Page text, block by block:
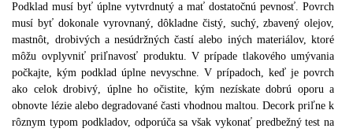
Podklad musí byť úplne vytvrdnutý a mať dostatočnú pevnosť. Povrch
musí byť dokonale vyrovnaný, dôkladne čistý, suchý, zbavený olejov,
mastnôt, drobivých a nesúdržných častí alebo iných materiálov, ktoré
môžu ovplyvniť priľnavosť produktu. V prípade tlakového umývania
počkajte, kým podklad úplne nevyschne. V prípadoch, keď je povrch
ako celok drobivý, úplne ho očistite, kým nezískate dobrú oporu a
obnovte lézie alebo degradované časti vhodnou maltou. Decork priľne k
rôznym typom podkladov, odporúča sa však vykonať predbežný test na